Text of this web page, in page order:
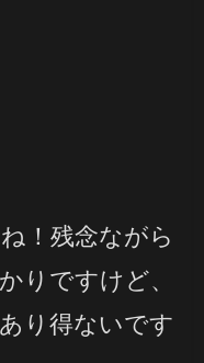
！残念ながら
りですけど、
り得ないです